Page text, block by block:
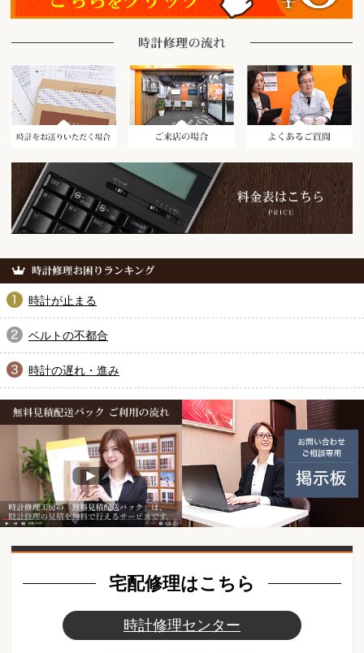
時計をお送りいただく場合ご来店の場合
時計が止まる
ベルトの不都合
時計の遅れ・進み
無料見積配送パック ご利用の
宅配修理はこちら
時計修理センター